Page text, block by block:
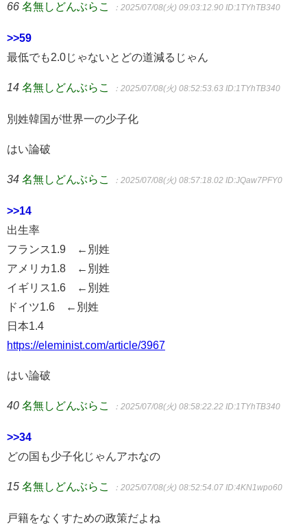
66 名無しどんぶらこ ：2025/07/08(火) 09:03:12.90 ID:1TYhTB340
>>59
最低でも2.0じゃないとどの道減るじゃん
14 名無しどんぶらこ ：2025/07/08(火) 08:52:53.63 ID:1TYhTB340
別姓韓国が世界一の少子化
はい論破
34 名無しどんぶらこ ：2025/07/08(火) 08:57:18.02 ID:JQaw7PFY0
>>14
出生率
フランス1.9 ←別姓
アメリカ1.8 ←別姓
イギリス1.6 ←別姓
ドイツ1.6 ←別姓
日本1.4
https://eleminist.com/article/3967
はい論破
40 名無しどんぶらこ ：2025/07/08(火) 08:58:22.22 ID:1TYhTB340
>>34
どの国も少子化じゃんアホなの
15 名無しどんぶらこ ：2025/07/08(火) 08:52:54.07 ID:4KN1wpo60
戸籍をなくすための政策だよね